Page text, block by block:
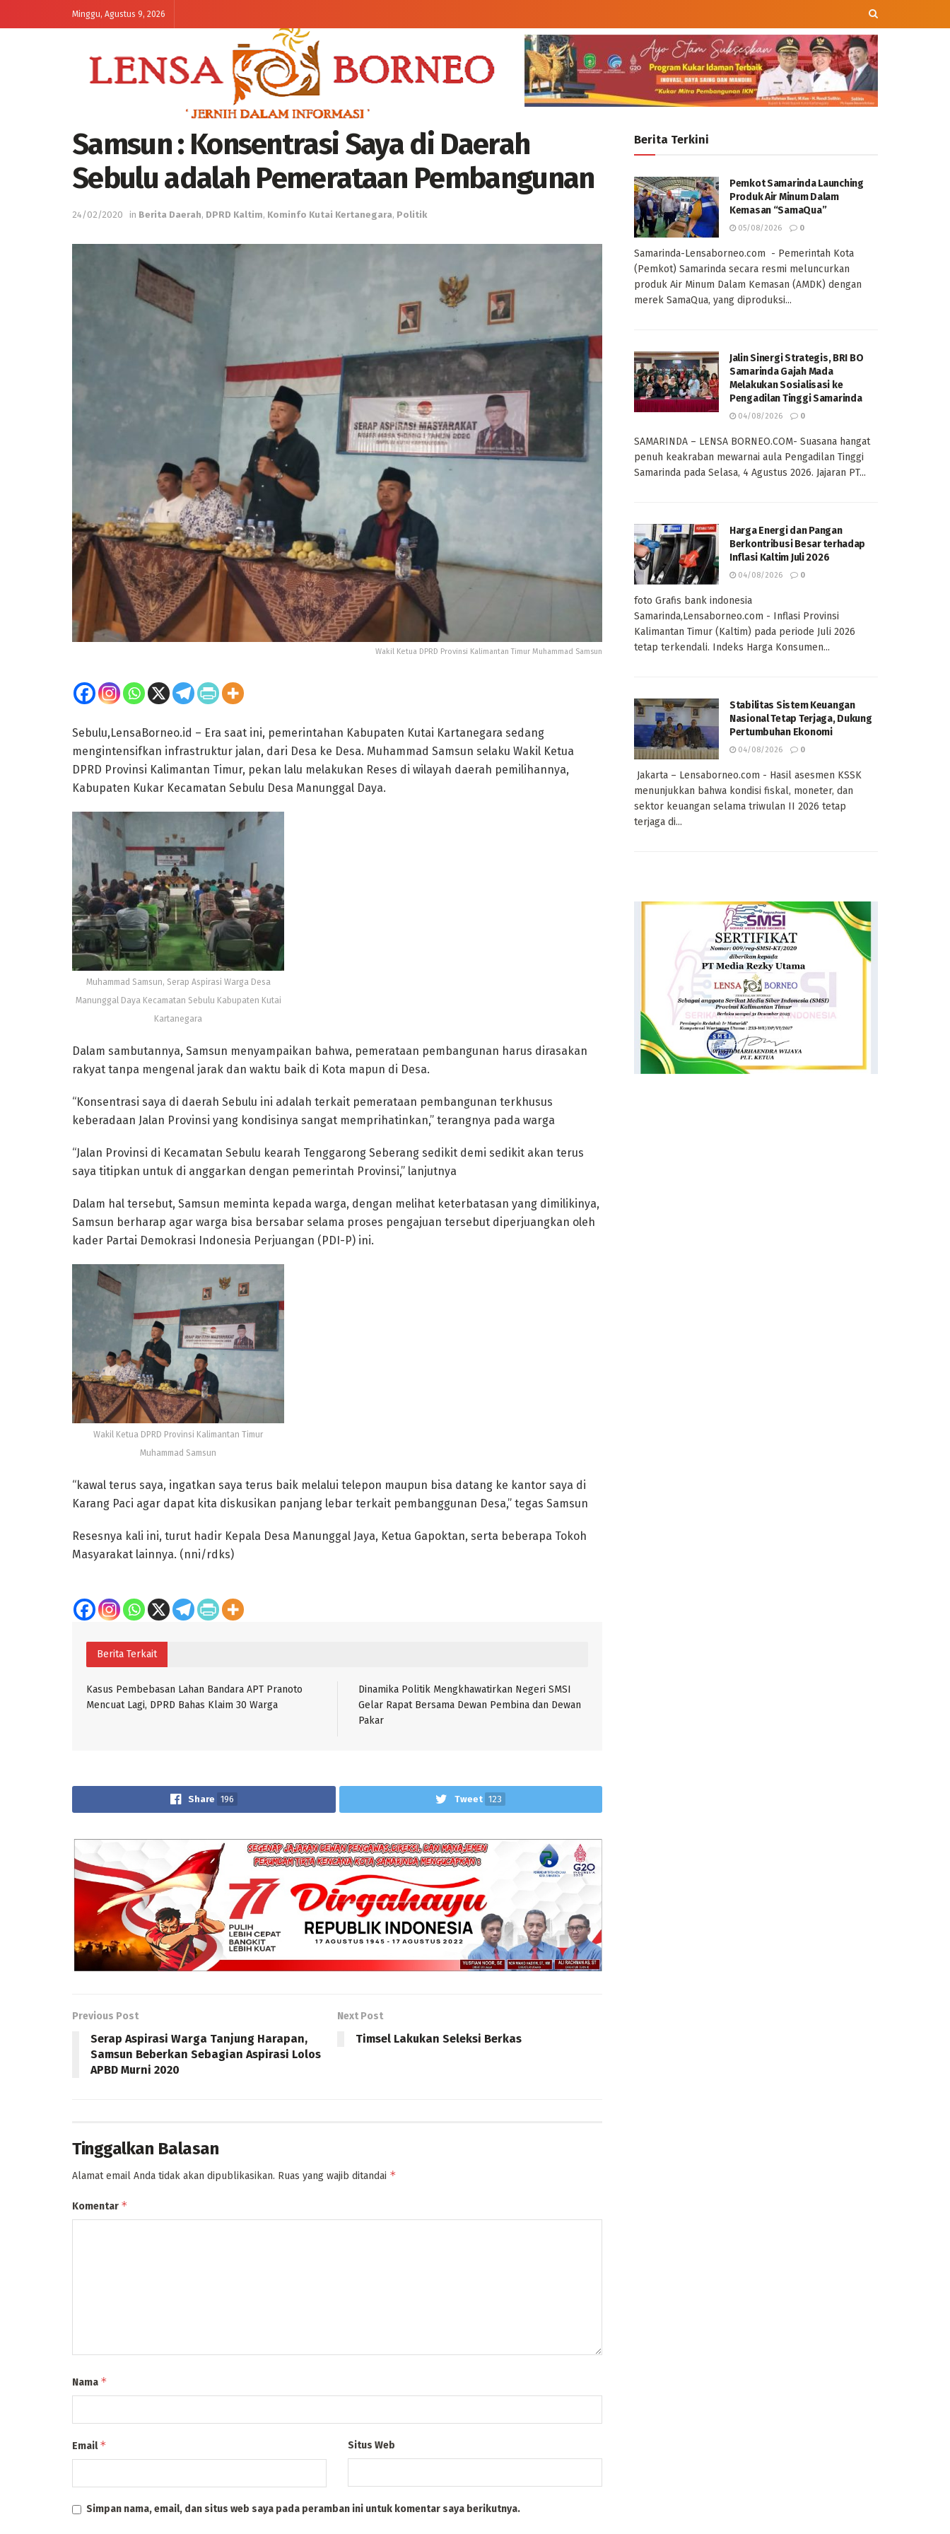
Minggu, Agustus 9, 2026
Samsun : Konsentrasi Saya di Daerah
Sebulu adalah Pemerataan Pembangunan
24/02/2020 in Berita Daerah, DPRD Kaltim, Kominfo Kutai Kertanegara, Politik
Wakil Ketua DPRD Provinsi Kalimantan Timur Muhammad Samsun
Sebulu,LensaBorneo.id – Era saat ini, pemerintahan Kabupaten Kutai Kartanegara sedang
mengintensifkan infrastruktur jalan, dari Desa ke Desa. Muhammad Samsun selaku Wakil Ketua
DPRD Provinsi Kalimantan Timur, pekan lalu melakukan Reses di wilayah daerah pemilihannya,
Kabupaten Kukar Kecamatan Sebulu Desa Manunggal Daya.
Muhammad Samsun, Serap Aspirasi Warga Desa
Manunggal Daya Kecamatan Sebulu Kabupaten Kutai
Kartanegara
Dalam sambutannya, Samsun menyampaikan bahwa, pemerataan pembangunan harus dirasakan
rakyat tanpa mengenal jarak dan waktu baik di Kota mapun di Desa.
“Konsentrasi saya di daerah Sebulu ini adalah terkait pemerataan pembangunan terkhusus
keberadaan Jalan Provinsi yang kondisinya sangat memprihatinkan,” terangnya pada warga
“Jalan Provinsi di Kecamatan Sebulu kearah Tenggarong Seberang sedikit demi sedikit akan terus
saya titipkan untuk di anggarkan dengan pemerintah Provinsi,” lanjutnya
Dalam hal tersebut, Samsun meminta kepada warga, dengan melihat keterbatasan yang dimilikinya,
Samsun berharap agar warga bisa bersabar selama proses pengajuan tersebut diperjuangkan oleh
kader Partai Demokrasi Indonesia Perjuangan (PDI-P) ini.
Wakil Ketua DPRD Provinsi Kalimantan Timur
Muhammad Samsun
“kawal terus saya, ingatkan saya terus baik melalui telepon maupun bisa datang ke kantor saya di
Karang Paci agar dapat kita diskusikan panjang lebar terkait pembanggunan Desa,” tegas Samsun
Resesnya kali ini, turut hadir Kepala Desa Manunggal Jaya, Ketua Gapoktan, serta beberapa Tokoh
Masyarakat lainnya. (nni/rdks)
Berita Terkait
Kasus Pembebasan Lahan Bandara APT Pranoto
Mencuat Lagi, DPRD Bahas Klaim 30 Warga
Dinamika Politik Mengkhawatirkan Negeri SMSI
Gelar Rapat Bersama Dewan Pembina dan Dewan
Pakar
Share 196 Tweet 123
Previous Post
Serap Aspirasi Warga Tanjung Harapan,
Samsun Beberkan Sebagian Aspirasi Lolos
APBD Murni 2020
Next Post
Timsel Lakukan Seleksi Berkas
Tinggalkan Balasan
Alamat email Anda tidak akan dipublikasikan. Ruas yang wajib ditandai *
Komentar *
Nama *
Email* Situs Web
Simpan nama, email, dan situs web saya pada peramban ini untuk komentar saya berikutnya.
Berita Terkini
Pemkot Samarinda Launching
Produk Air Minum Dalam
Kemasan “SamaQua”
05/08/2026 0
Samarinda-Lensaborneo.com - Pemerintah Kota
(Pemkot) Samarinda secara resmi meluncurkan
produk Air Minum Dalam Kemasan (AMDK) dengan
merek SamaQua, yang diproduksi...
Jalin Sinergi Strategis, BRI BO
Samarinda Gajah Mada
Melakukan Sosialisasi ke
Pengadilan Tinggi Samarinda
04/08/2026 0
SAMARINDA – LENSA BORNEO.COM- Suasana hangat
penuh keakraban mewarnai aula Pengadilan Tinggi
Samarinda pada Selasa, 4 Agustus 2026. Jajaran PT...
Harga Energi dan Pangan
Berkontribusi Besar terhadap
Inflasi Kaltim Juli 2026
04/08/2026 0
foto Grafis bank indonesia
Samarinda,Lensaborneo.com - Inflasi Provinsi
Kalimantan Timur (Kaltim) pada periode Juli 2026
tetap terkendali. Indeks Harga Konsumen...
Stabilitas Sistem Keuangan
Nasional Tetap Terjaga, Dukung
Pertumbuhan Ekonomi
04/08/2026 0
Jakarta – Lensaborneo.com - Hasil asesmen KSSK
menunjukkan bahwa kondisi fiskal, moneter, dan
sektor keuangan selama triwulan II 2026 tetap
terjaga di...